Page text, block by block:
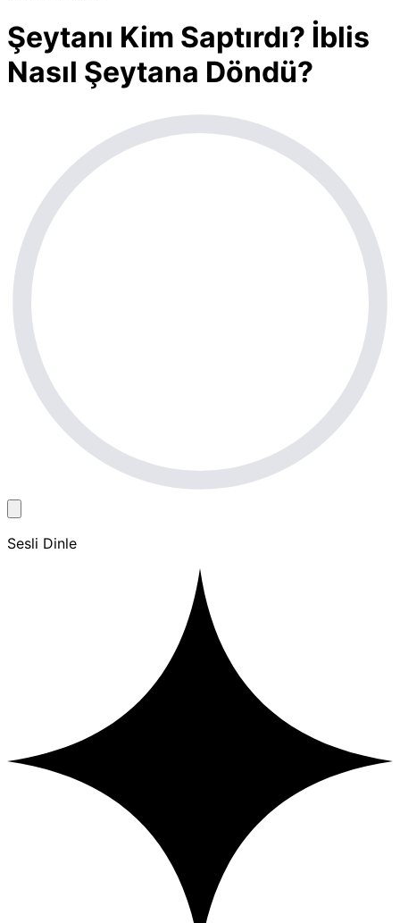
Şeytanı Kim Saptırdı? İblis
Nasıl Şeytana Döndü?
Sesli Dinle